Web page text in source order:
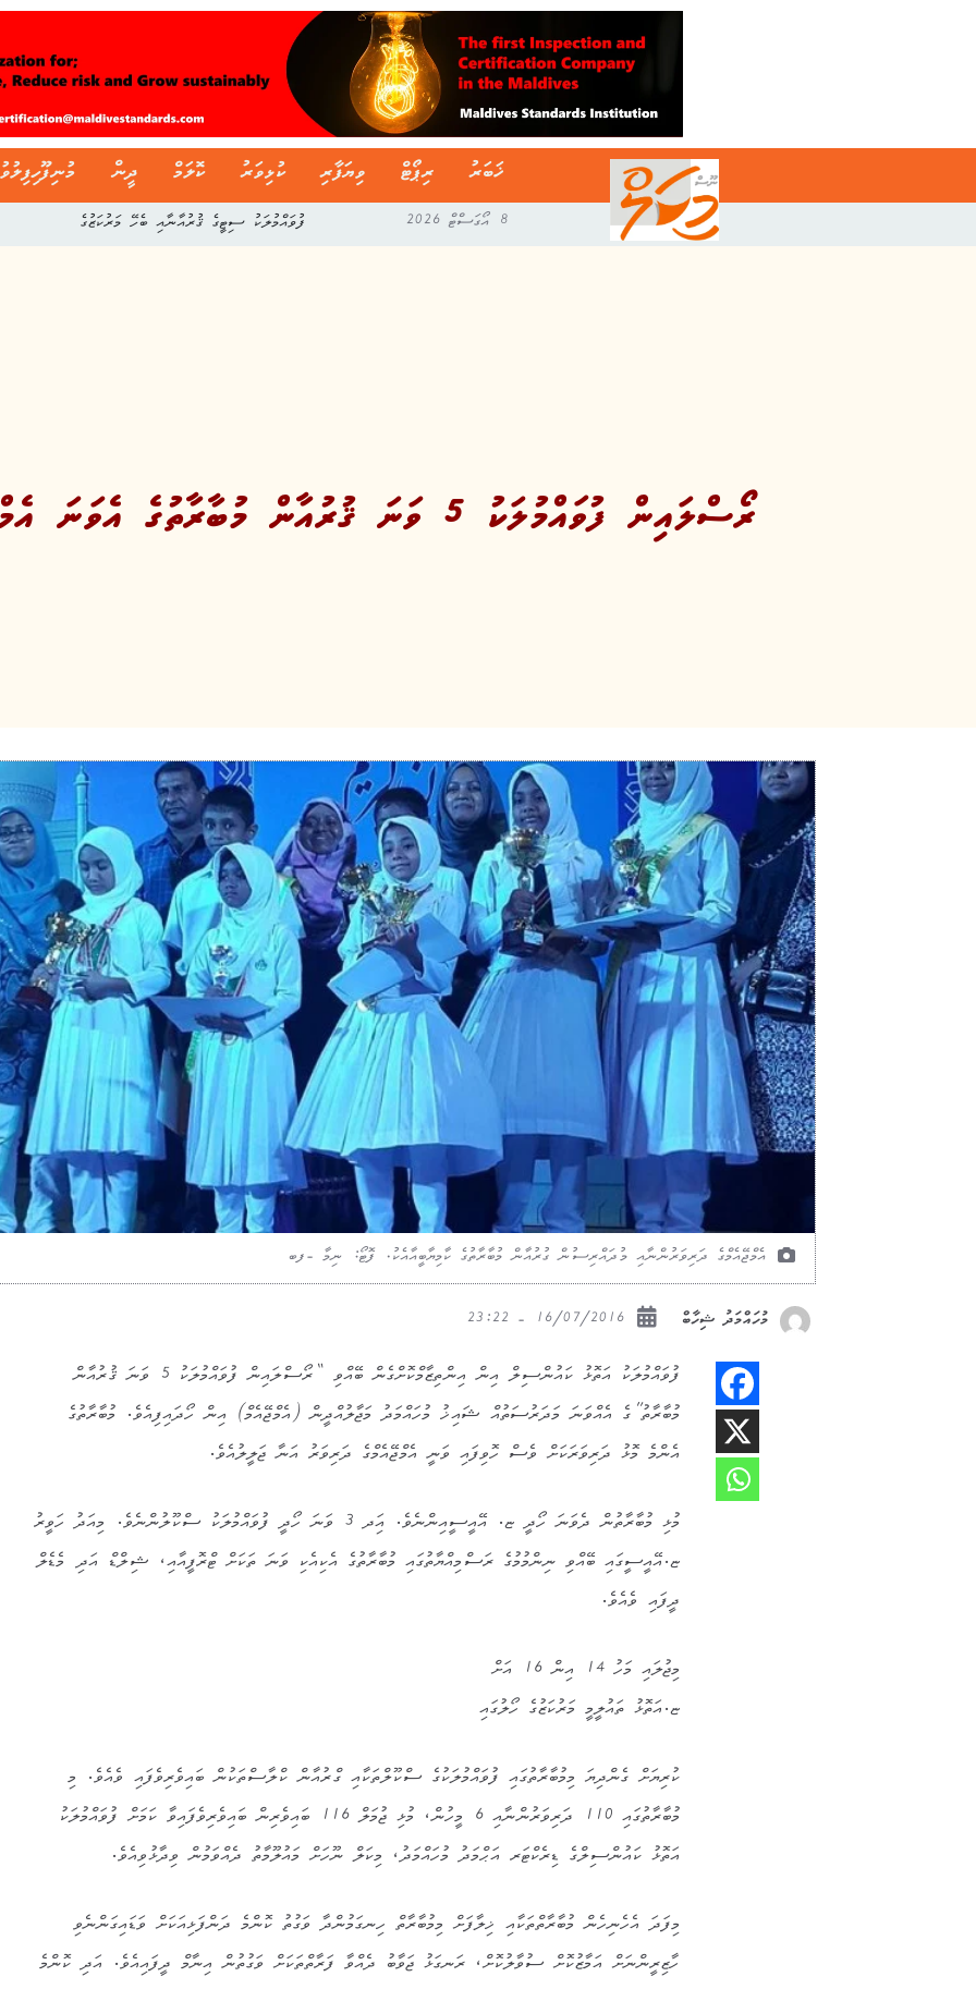
ޚަބަރު ރިޕޯޓް ވިޔަފާރި ކުޅިވަރު ކޮލަމް ދީން
8 އޯގަސްޓް 2026 ފުވައްމުލަކު ސިޓީގެ ޤުރުއާނާއި ބެހޭ މަރުކަޒުގެ
ރޯސްލައިން ފުވައްމުލަކު 5 ވަނަ ޤުރުއާން މުބާރާތުގެ އެވަނަ އެމްޖޭއެމަށް
އެމްޖޭއެމްގެ ދަރިވަރުންނާއި މުދައްރިސުން ގުރުއާން މުބާރާތުގެ ކާމިޔާބީއާއެކު. ފޮޓޯ: ނިމާ -ފބ
މުހައްމަދު ޝިހާބް
ފުވައްމުލަކު އަތޮޅު ކައުންސިލް އިން އިންތިޒާމްކޮށްގެން ބޭއްވި “ރޯސްލައިން ފުވައްމުލަކު 5 ވަނަ ޤުރުއާން
މުބާރާތު”ގެ އެއްވަނަ މަދަރުސަތުއް ޝައިޚު މުހައްމަދު މަޖާލުއްދީން (އެމްޖޭއެމް) އިން ހޯދައިފިއެވެ. މުބާރާތުގެ
އެންމެ މޮޅު ދަރިވަރަކަށް ވެސް ހޮވިފައި ވަނީ އެމްޖޭއެމްގެ ދަރިވަރު އަނާ ޖަލީލުއެވެ.
މުޅި މުބާރާތުން ދެވަނަ ހޯދީ ޏ. އޭއީސީއިންނެވެ. އަިދ 3 ވަނަ ހޯދީ ފުވައްމުލަކު ސްކޫލުންނެވެ. މިއަދު ހަވީރު
ޏ.އޭއީސީގައި ބޭއްވި ނިންމުމުގެ ރަސްމިއްޔާތުގައި މުބާރާތުގެ އެކިއެކި ވަނަ ތަކަށް ޓްރޮފީއާއި، ޝިލްޑް އަދި މެޑެލް
ދީފައި ވެއެވެ.
މިޖުލައި މަހު 14 އިން 16 އަށް
ޏ.އަތޮޅު ތައުލީމީ މަރުކަޒުގެ ހޯލުގައި
ކުރިޔަށް ގެންދިޔަ މިމުބާރާތުގައި ފުވައްމުލަކުގެ ސްކޫލްތަކާއި ގްރުއާން ކްލާސްތަކުން ބައިވެރިވެފައި ވެއެވެ. މި
މުބާރާތުގައި 110 ދަރިވަރުންނާއި 6 މީހުން، މުޅި ޖުމަލް 116 ބައިވެރިން ބައިވެރިވެފައިވާ ކަމަށް ފުވައްމުލަކު
އަތޮޅު ކައުންސިލްގެ ޑިރެކްޓަރ އަޙްމަދު މުހައްމަދު، މިކަލް ނޫހަށް މައުލޫމާތު ދެއްވަމުން ވިދާޅުވިއެވެ.
މިފަދަ އެހެނިހެން މުބާރާތްތަކާއި ޚިލާފަށް މިމުބާރާތް ހިނގަމުންދާ ވަގުތު ކޮންމެ ދަންފަޅިއަކަށް ވަޑައިގަންނެވި
ހާޒިރީންނަށް އަމާޒުކޮށް ސުވާލުކޮށް، ރަނގަޅު ޖަވާބު ދެއްވާ ފަރާތްތަކަށް ވަގުތުން އިނާމް ދީފައިއެވެ. އަދި ކޮންމެ